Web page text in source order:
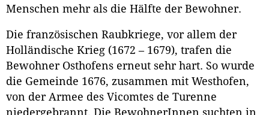
Menschen mehr als die Hälfte der Bewohner.
Die französischen Raubkriege, vor allem der
Holländische Krieg (1672 – 1679), trafen die
Bewohner Osthofens erneut sehr hart. So wurde
die Gemeinde 1676, zusammen mit Westhofen,
von der Armee des Vicomtes de Turenne